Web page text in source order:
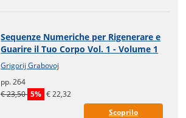
Sequenze Numeriche per Rigenerare e
Guarire il Tuo Corpo Vol. 1 - Volume 1
Grigorij Grabovoj
pp. 264
€ 23,50 5% € 22,32
Scoprilo